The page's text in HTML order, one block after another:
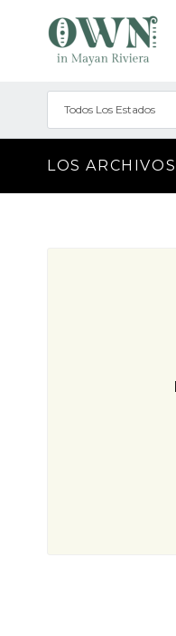
Todos Los Estados
LOS ARCHIVOS